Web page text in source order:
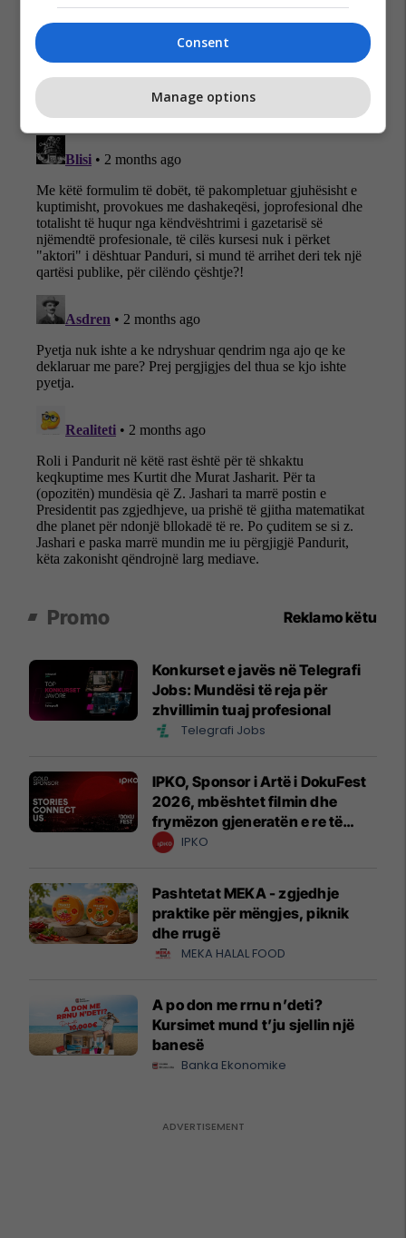
Promo Reklamo këtu
Konkurset e javës në Telegrafi
Jobs: Mundësi të reja për
zhvillimin tuaj profesional
Telegrafi Jobs
IPKO, Sponsor i Artë i DokuFest
2026, mbështet filmin dhe
frymëzon gjeneratën e re të
krijuesve
IPKO
Pashtetat MEKA - zgjedhje
praktike për mëngjes, piknik
dhe rrugë
MEKA HALAL FOOD
A po don me rrnu n’deti?
Kursimet mund t’ju sjellin një
banesë
Banka Ekonomike
Consent
Manage options